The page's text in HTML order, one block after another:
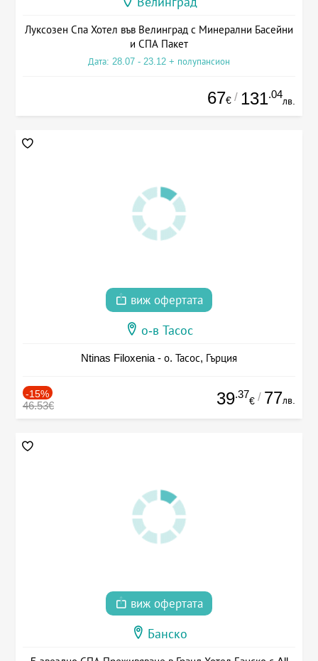
Луксозен Спа Хотел във Велинград с Минерални Басейни
и СПА Пакет
Дата: 28.07 - 23.12 + полупансион
67€ / 131.04
лв.
виж офертата
о-в Тасос
Ntinas Filoxenia - о. Тасос, Гърция
-15%
46.53€ 39.37
€ / 77лв.
виж офертата
Банско